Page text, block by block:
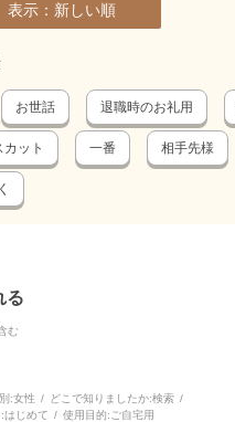
表示：新しい順
お世話 退職時のお礼用
ット 一番 相手先様
る
む
:女性 どこで知りましたか:検索
:はじめて 使用目的: ご自宅用